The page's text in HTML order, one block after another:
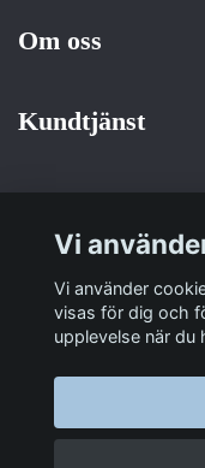
Om oss
Kundtjänst
Sociala medier
Vi
Vi använder
visas för dig och
upplevelse när du